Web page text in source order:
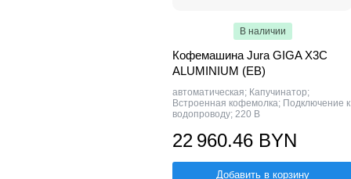
В наличии
Кофемашина Jura GIGA X3C
ALUMINIUM (EB)
автоматическая; Капучинатор;
Встроенная кофемолка; Подключение к
водопроводу; 220 В
22 960.46 BYN
Добавить в корзину